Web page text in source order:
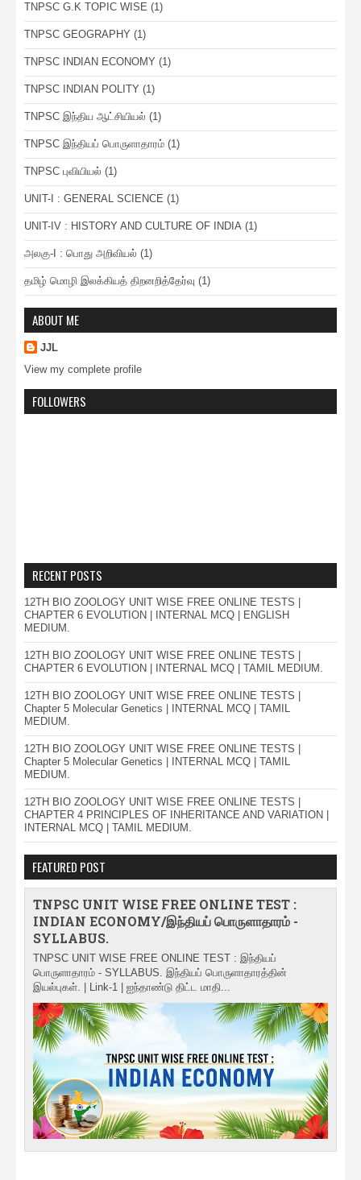
TNPSC G.K TOPIC WISE (1)
TNPSC GEOGRAPHY (1)
TNPSC INDIAN ECONOMY (1)
TNPSC INDIAN POLITY (1)
TNPSC இந்திய ஆட்சியியல் (1)
TNPSC இந்தியப் பொருளாதாரம் (1)
TNPSC புவியியல் (1)
UNIT-I : GENERAL SCIENCE (1)
UNIT-IV : HISTORY AND CULTURE OF INDIA (1)
அலகு-I : பொது அறிவியல் (1)
தமிழ் மொழி இலக்கியத் திறனறித்தேர்வு (1)
ABOUT ME
JJL
View my complete profile
FOLLOWERS
RECENT POSTS
12TH BIO ZOOLOGY UNIT WISE FREE ONLINE TESTS |
CHAPTER 6 EVOLUTION | INTERNAL MCQ | ENGLISH
MEDIUM.
12TH BIO ZOOLOGY UNIT WISE FREE ONLINE TESTS |
CHAPTER 6 EVOLUTION | INTERNAL MCQ | TAMIL MEDIUM.
12TH BIO ZOOLOGY UNIT WISE FREE ONLINE TESTS |
Chapter 5 Molecular Genetics | INTERNAL MCQ | TAMIL
MEDIUM.
12TH BIO ZOOLOGY UNIT WISE FREE ONLINE TESTS |
Chapter 5 Molecular Genetics | INTERNAL MCQ | TAMIL
MEDIUM.
12TH BIO ZOOLOGY UNIT WISE FREE ONLINE TESTS |
CHAPTER 4 PRINCIPLES OF INHERITANCE AND VARIATION |
INTERNAL MCQ | TAMIL MEDIUM.
FEATURED POST
TNPSC UNIT WISE FREE ONLINE TEST :
INDIAN ECONOMY/இந்தியப் பொருளாதாரம் -
SYLLABUS.
TNPSC UNIT WISE FREE ONLINE TEST : இந்தியப்
பொருளாதாரம் - SYLLABUS. இந்தியப் பொருளாதாரத்தின்
இயல்புகள். | Link-1 | ஐந்தாண்டு திட்ட மாதி...